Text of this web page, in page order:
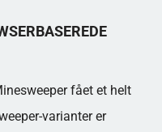
fået et helt
varianter er